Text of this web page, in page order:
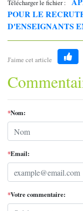
Télécharger le fichier :
POUR LE
D'ENSEIGNANTS
J'aime cet article
Like
*Nom:
*Email:
*Votre commentaire: